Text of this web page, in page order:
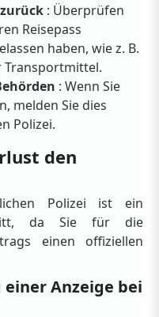
: Überprüfen
Reisepass
haben, wie z. B.
Transportmittel.
: Wenn Sie
melden Sie dies
Polizei.
den
Polizei ist ein
da Sie für die
einen offiziellen
Anzeige bei